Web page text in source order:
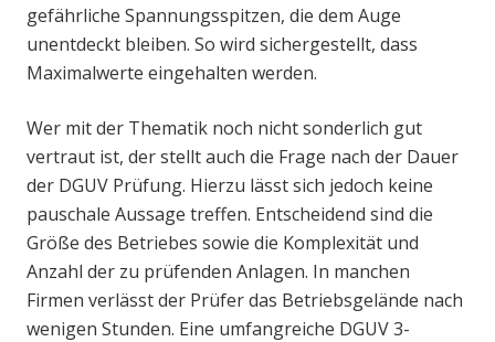
gefährliche Spannungsspitzen, die dem Auge
unentdeckt bleiben. So wird sichergestellt, dass
Maximalwerte eingehalten werden.
Wer mit der Thematik noch nicht sonderlich gut
vertraut ist, der stellt auch die Frage nach der Dauer
der DGUV Prüfung. Hierzu lässt sich jedoch keine
pauschale Aussage treffen. Entscheidend sind die
Größe des Betriebes sowie die Komplexität und
Anzahl der zu prüfenden Anlagen. In manchen
Firmen verlässt der Prüfer das Betriebsgelände nach
wenigen Stunden. Eine umfangreiche DGUV 3-